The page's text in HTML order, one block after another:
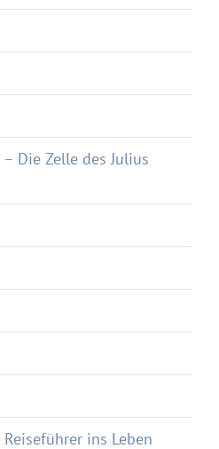
Die Zelle des Julius
ins Leben